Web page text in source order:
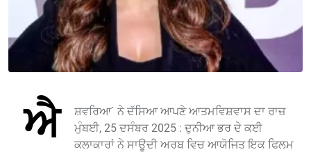
ਐ
ਸ਼ਵਰਿਆ` ਨੇ ਦੱਸਿਆ ਆਪਣੇ ਆਤਮਵਿਸ਼ਵਾਸ ਦਾ ਰਾਜ਼
ਮੁੰਬਈ, 25 ਦਸੰਬਰ 2025 : ਦੁਨੀਆ ਭਰ ਦੇ ਕਈ
ਕਲਾਕਾਰਾਂ ਨੇ ਸਾਊਦੀ ਅਰਬ ਵਿਚ ਆਯੋਜਿਤ ਇਕ ਫਿਲਮ